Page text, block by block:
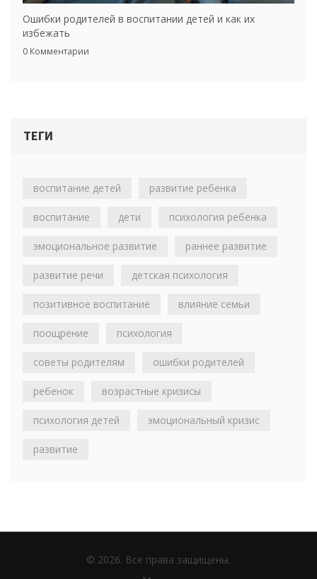
Ошибки родителей в воспитании детей и как их
избежать
0 Комментарии
ТЕГИ
воспитание детей развитие ребенка
воспитание дети психология ребенка
эмоциональное развитие раннее развитие
развитие речи детская психология
позитивное воспитание влияние семьи
поощрение психология
советы родителям ошибки родителей
ребенок возрастные кризисы
психология детей эмоциональный кризис
развитие
© 2026. Все права защищены.